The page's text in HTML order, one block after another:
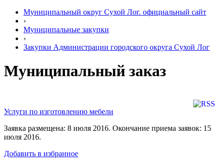
Муниципальный округ Сухой Лог. официальный сайт
›
Муниципальные закупки
›
Закупки Администрации городского округа Сухой Лог
Муниципальный заказ
Услуги по изготовлению мебели
Заявка размещена: 8 июля 2016. Окончание приема заявок: 15
июля 2016.
Добавить в избранное